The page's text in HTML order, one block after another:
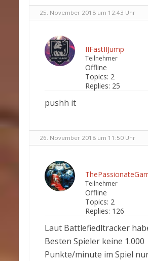
25. November 2018 um 12:43 Uhr
IIFastIIJump
Teilnehmer
Offline
Topics: 2
Replies: 25
pushh it
26. November 2018 um 11:50 Uhr
Teilnehmer
Offline
Topics: 2
Replies: 126
Laut Battlefiedltracker
Besten Spieler keine 1.000
Punkte/minute im Spiel